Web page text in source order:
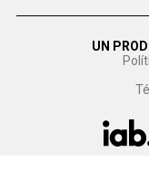
UN